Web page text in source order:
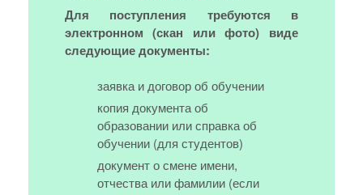
Для поступления требуются в
электронном (скан или фото) виде
следующие документы:
заявка и договор об обучении
копия документа об
образовании или справка об
обучении (для студентов)
документ о смене имени,
отчества или фамилии (если